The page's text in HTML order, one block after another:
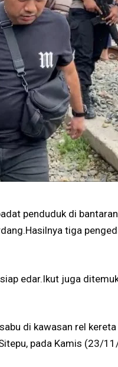
penduduk di
tiga
edar.Ikut juga
di kawasan rel kereta
pada Kamis (23/